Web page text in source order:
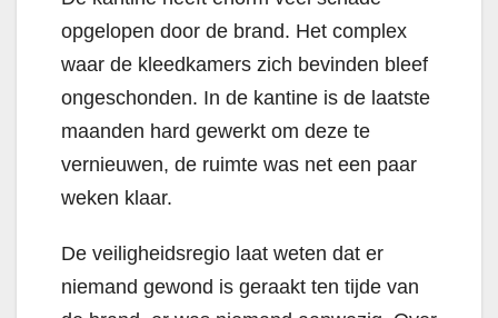
opgelopen door de brand. Het complex
waar de kleedkamers zich bevinden bleef
ongeschonden. In de kantine is de laatste
maanden hard gewerkt om deze te
vernieuwen, de ruimte was net een paar
weken klaar.
De veiligheidsregio laat weten dat er
niemand gewond is geraakt ten tijde van